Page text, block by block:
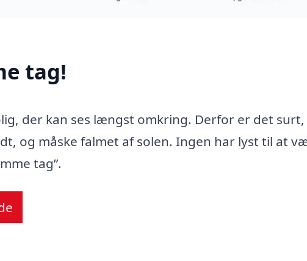
tag!
der kan ses længst omkring. Derfor er det
og måske falmet af solen. Ingen har lyst til at
tag”.